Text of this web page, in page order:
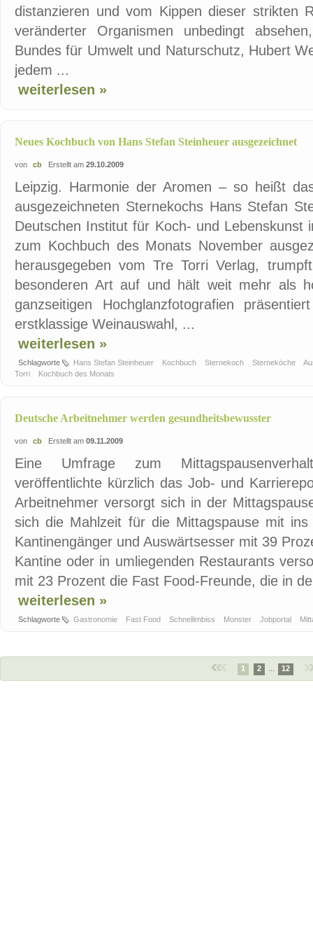
distanzieren und vom Kippen dieser strikten
veränderter Organismen unbedingt
Bundes für Umwelt und Naturschutz, Hubert
jedem ...
weiterlesen »
Neues Kochbuch von Hans Stefan Steinheuer ausgezeichnet
von cb Erstellt am 29.10.2009
Leipzig. Harmonie der Aromen – so heißt
ausgezeichneten Sternekochs Hans Stefan
Deutschen Institut für Koch- und Lebenskunst
zum Kochbuch des Monats November
herausgegeben vom Tre Torri Verlag,
besonderen Art auf und hält weit mehr als
ganzseitigen Hochglanzfotografien
erstklassige Weinauswahl, ...
weiterlesen »
Schlagworte Hans Stefan Steinheuer Kochbuch Sternekoch Sterneköche
Torri
Kochbuch des Monats
Deutsche Arbeitnehmer werden gesundheitsbewusster
von cb Erstellt am 09.11.2009
Eine Umfrage zum
veröffentlichte kürzlich das Job- und
Arbeitnehmer versorgt sich in der
sich die Mahlzeit für die Mittagspause mit
Kantinengänger und Auswärtsesser mit 39
Kantine oder in umliegenden Restaurants
mit 23 Prozent die Fast Food-Freunde, die in
weiterlesen »
Schlagworte Gastronomie Fast Food Schnellimbiss Monster Jobportal
1 2 12